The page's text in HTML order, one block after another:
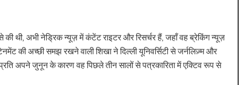
की थी, अभी नेड्रिक न्यूज़ में कंटेंट राइटर और रिसर्चर हैं, जहाँ वह ब्रेकिंग न्यूज़
की अच्छी समझ रखने वाली शिखा ने दिल्ली यूनिवर्सिटी से जर्नलिज़्म और
अपने जुनून के कारण वह पिछले तीन सालों से पत्रकारिता में एक्टिव रूप से